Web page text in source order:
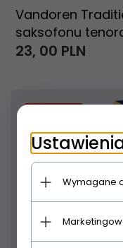
Vandoren
saksofonu
23, 00 PLN
Wymagane